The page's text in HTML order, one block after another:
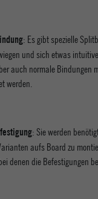
: Es gibt spezielle
und sich etwas
auch normale Bindungen
werden.
: Sie werden
aufs Board zu
denen die Befestigungen